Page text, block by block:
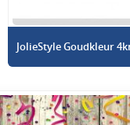
JolieStyle Goudkleur